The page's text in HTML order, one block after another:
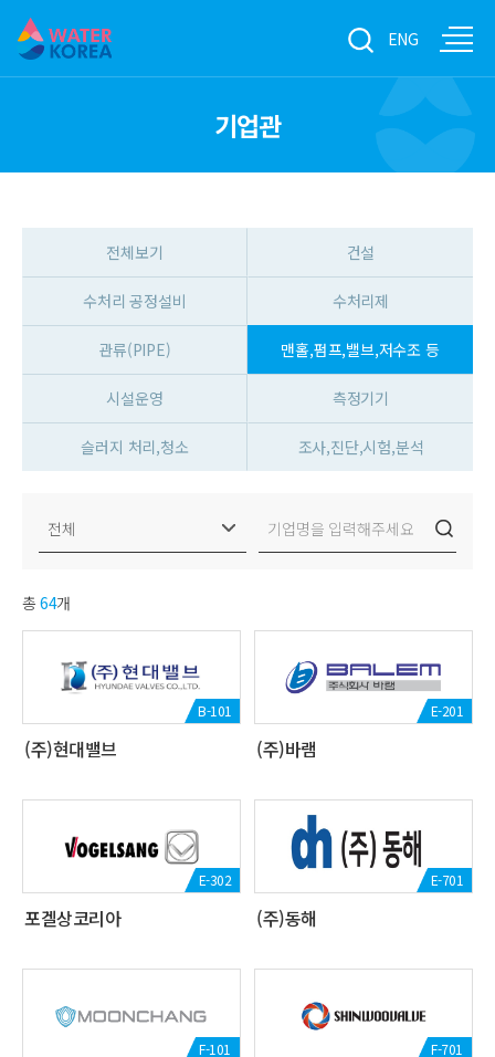
ENG
기업관
전체보기 건설
수처리 공정설비 수처리제
관류(PIPE) 맨홀,펌프,밸브,저수조 등
시설운영 측정기기
슬러지 처리,청소 조사,진단,시험,분석
총 64개
B-101
(주)현대밸브
E-201
(주)바램
E-302
포겔상코리아
E-701
(주)동해
F-101 F-701